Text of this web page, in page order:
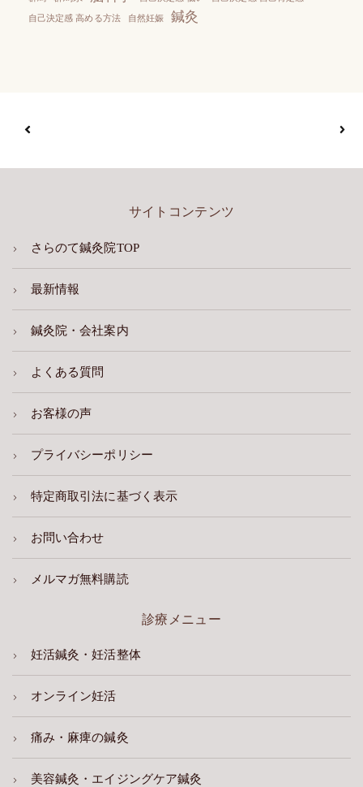
自己決定感 高める方法 自然妊娠 鍼灸
サイトコンテンツ
さらのて鍼灸院TOP
最新情報
鍼灸院・会社案内
よくある質問
お客様の声
プライバシーポリシー
特定商取引法に基づく表示
お問い合わせ
メルマガ無料購読
診療メニュー
妊活鍼灸・妊活整体
オンライン妊活
痛み・麻痺の鍼灸
美容鍼灸・エイジングケア鍼灸